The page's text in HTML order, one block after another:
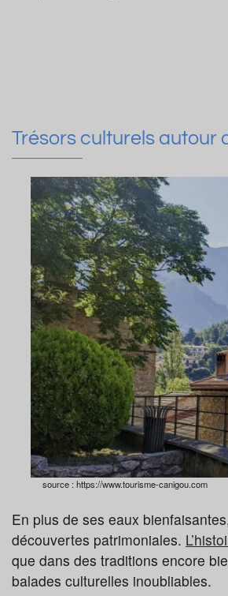
Trésors culturels autour
source : https://www.tourisme-canigou.com
En plus de ses eaux
découvertes patrimoniales.
que dans des traditions encore
balades culturelles inoubliables.